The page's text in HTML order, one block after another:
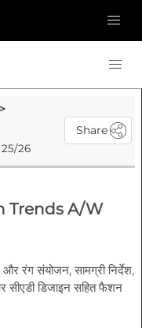
26
Share
Trends A/W
रंग संयोजन, सामग्री निर्देश,
सीएडी डिजाइन सहित फैशन